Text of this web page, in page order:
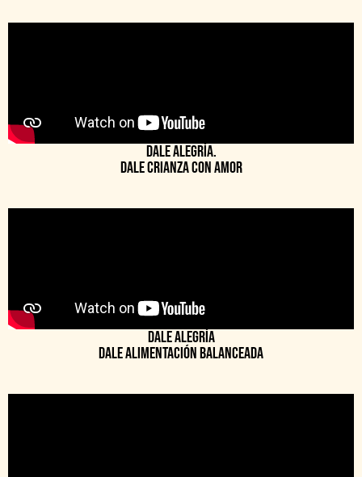
Dale alegría.
Dale crianza con amor
Dale alegría
Dale alimentación balanceada